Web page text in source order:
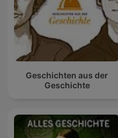
Geschichten aus der
Geschichte